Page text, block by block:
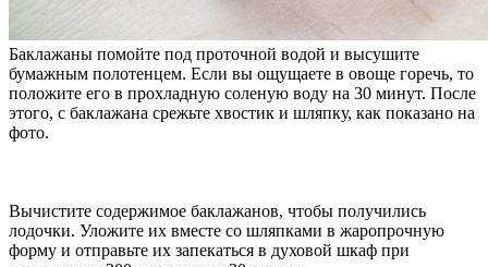
Баклажаны помойте под проточной водой и высушите
бумажным полотенцем. Если вы ощущаете в овоще горечь, то
положите его в прохладную соленую воду на 30 минут. После
этого, с баклажана срежьте хвостик и шляпку, как показано на
фото.
Вычистите содержимое баклажанов, чтобы получились
лодочки. Уложите их вместе со шляпками в жаропрочную
форму и отправьте их запекаться в духовой шкаф при